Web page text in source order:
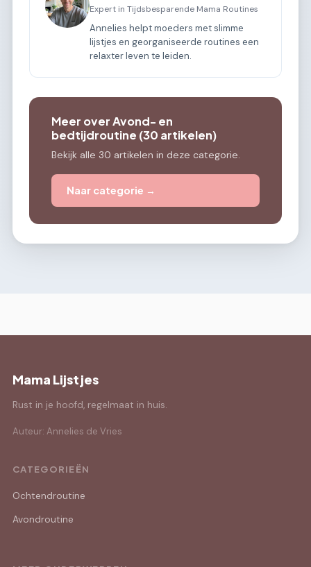
Expert in Tijdsbesparende Mama Routines
Annelies helpt moeders met slimme
lijstjes en georganiseerde routines een
relaxter leven te leiden.
Meer over Avond- en
bedtijdroutine (30 artikelen)
Bekijk alle 30 artikelen in deze categorie.
Naar categorie →
Mama Lijstjes
Rust in je hoofd, regelmaat in huis.
Auteur: Annelies de Vries
CATEGORIEËN
Ochtendroutine
Avondroutine